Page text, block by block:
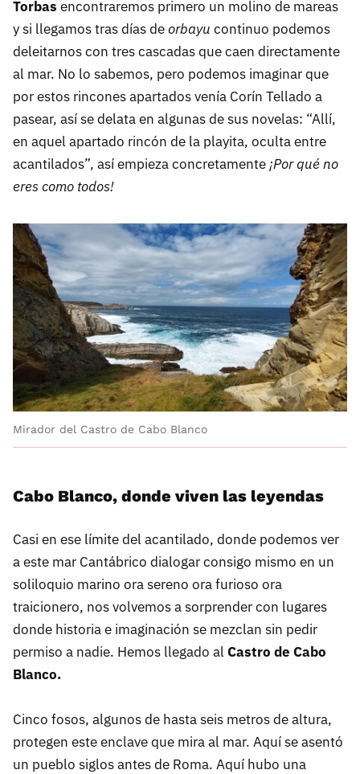
Torbas encontraremos primero un molino de mareas
y si llegamos tras días deorbayu continuo podemos
deleitarnos con tres cascadas que caen directamente
al mar. No lo sabemos, pero podemos imaginar que
por estos rincones apartados venía Corín Tellado a
pasear, así se delata en algunas de sus novelas: “Allí,
en aquel apartado rincón de la playita, oculta entre
acantilados”, así empieza concretamente¡Por qué no
eres como todos!
Mirador del Castro de Cabo Blanco
Cabo Blanco, donde viven las leyendas
Casi en ese límite del acantilado, donde podemos ver
a este mar Cantábrico dialogar consigo mismo en un
soliloquio marino ora sereno ora furioso ora
traicionero, nos volvemos a sorprender con lugares
donde historia e imaginación se mezclan sin pedir
permiso a nadie. Hemos llegado al Castro de Cabo
Blanco.
Cinco fosos, algunos de hasta seis metros de altura,
protegen este enclave que mira al mar. Aquí se asentó
un pueblo siglos antes de Roma. Aquí hubo una